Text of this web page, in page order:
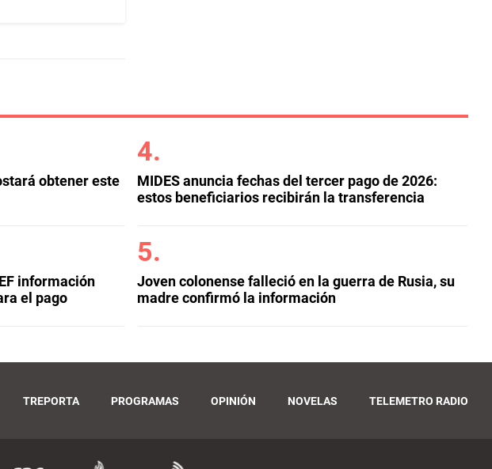
obtener este
información
el pago
MIDES anuncia fechas del tercer pago de 2026:
estos beneficiarios recibirán la transferencia
Joven colonense falleció en la guerra de Rusia, su
madre confirmó la información
TREPORTA PROGRAMAS OPINIÓN NOVELAS TELEMETRO RADIO